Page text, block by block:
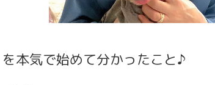
本気で始めて分かったこと♪